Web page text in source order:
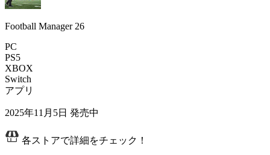
Football Manager 26
PC
PS5
XBOX
Switch
アプリ
2025年11月5日 発売中
各ストアで詳細をチェック！